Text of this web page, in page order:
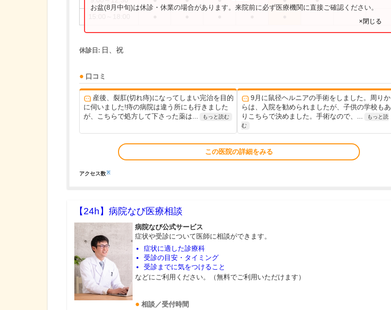
お盆(8月中旬)は休診・休業の場合があります。来院前に必ず医療機関に直接ご確認ください。
×閉じる
休診日: 日、祝
口コミ
産後、裂肛(切れ痔)になってしまい完治を目的
に伺いました!痔の病院は違う所にも行きました
が、こちらで処方して下さった薬は...
もっと読む
9月に鼠径ヘルニアの手術をしました。周りか
らは、入院を勧められましたが、子供の学校もあ
りこちらで決めました。手術なので、...
もっと読
む
この医院の詳細をみる
アクセス数※
【24h】 病院なび医療相談
病院なび公式サービス
症状や受診について医師に相談ができます。
症状に適した診療科
受診の目安・タイミング
受診までに気をつけること
などにご利用ください。（無料でご利用いただけます）
相談／受付時間